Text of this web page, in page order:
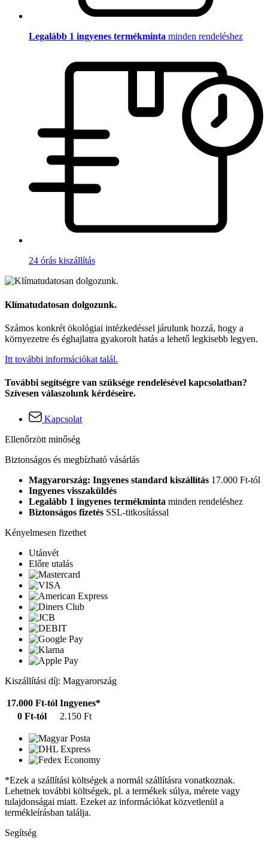
Legalább 1 ingyenes termékminta minden rendeléshez
24 órás kiszállítás
Klímatudatosan dolgozunk.
Számos konkrét ökológiai intézkedéssel járulunk hozzá, hogy a
környezetre és éghajlatra gyakorolt hatás a lehető legkisebb legyen.
Itt további információkat talál.
További segítségre van szüksége rendelésével kapcsolatban?
Szívesen válaszolunk kérdéseire.
Kapcsolat
Ellenőrzött minőség
Biztonságos és megbízható vásárlás
Magyarország: Ingyenes standard kiszállítás 17.000 Ft-tól
Ingyenes visszaküldés
Legalább 1 ingyenes termékminta minden rendeléshez
Biztonságos fizetés SSL-titkosítással
Kényelmesen fizethet
Utánvét
Előre utalás
Kiszállítási díj: Magyarország
17.000 Ft-tól Ingyenes*
0 Ft-tól
2.150 Ft
*Ezek a szállítási költségek a normál szállításra vonatkoznak.
Lehetnek további költségek, pl. a termékek súlya, mérete vagy
tulajdonságai miatt. Ezeket az információkat közvetlenül a
termékleírásban találja.
Segítség